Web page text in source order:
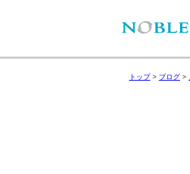
トップ> ブログ >